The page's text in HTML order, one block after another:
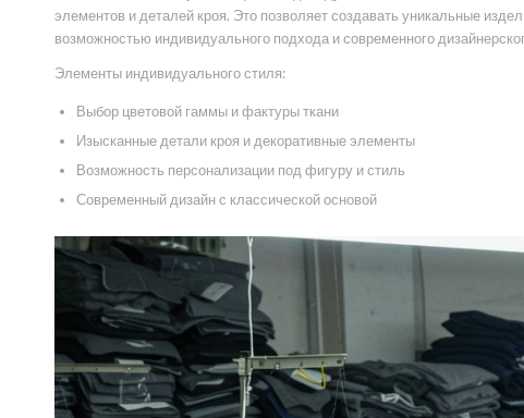
элементов и деталей кроя. Это позволяет создавать уникальные
возможностью индивидуального подхода и современного
Элементы индивидуального стиля:
Выбор цветовой гаммы и фактуры ткани
Изысканные детали кроя и декоративные элементы
Возможность персонализации под фигуру и стиль
Современный дизайн с классической основой